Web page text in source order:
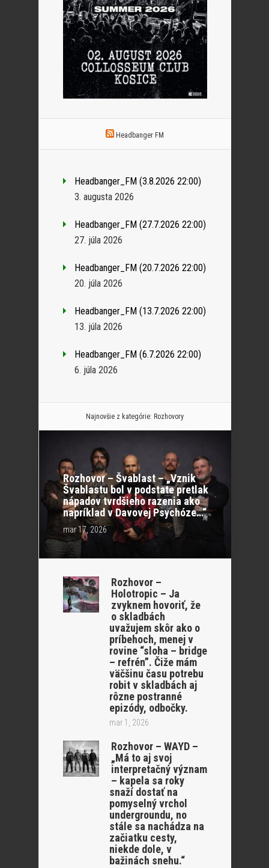
Headbanger FM
Headbanger_FM (3.8.2026 22:00)
3. augusta 2026
Headbanger_FM (27.7.2026 22:00)
27. júla 2026
Headbanger_FM (20.7.2026 22:00)
20. júla 2026
Headbanger_FM (13.7.2026 22:00)
13. júla 2026
Headbanger_FM (6.7.2026 22:00)
6. júla 2026
Najnovšie z kategórie: Rozhovory
Rozhovor – Švablast – „Vznik
Švablastu bol v podstate pretlak
nápadov tvrdšieho razenia ako
napríklad v Davovej Psychóze…“
mar 17, 2026
Rozhovor –
Holotropic – Ja
zvyknem hovoriť, že
o skladbách
uvažujem skôr ako o
príbehoch, menej v
rovine “sloha – bridge
– refrén”. Čiže mám
väčšinu času potrebu
robit v skladbách aj
rôzne postranné
epizódy, odbočky.
mar 1, 2026
Rozhovor – WAYD –
„Má to aj svoj
interpretačný význam
– kapela sa roky
snaží dostať na
pomyselný vrchol
undergroundu, no
stále sa nachádza na
začiatku cesty,
niekde dole, v
bažinách snehu.“